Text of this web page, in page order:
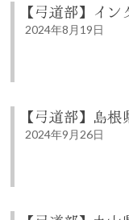
【弓道部】イ
2024年8月19日
【弓道部】島
2024年9月26日